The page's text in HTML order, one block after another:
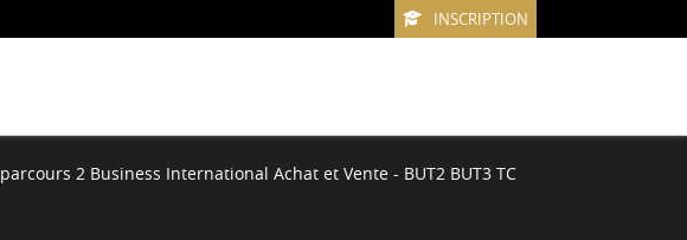
INSCRIPTION
parcours 2 Business International Achat et Vente - BUT2 BUT3 TC